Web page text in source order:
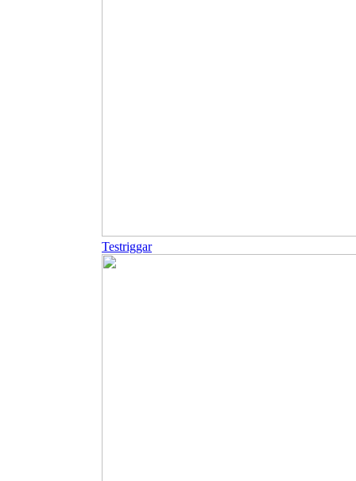
Testriggar